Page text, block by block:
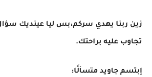
زين ربنا يهدي سركم،بس ليا عينديك
تجاوب عليه براحتك.
إبتسم جاويد متسألًا: